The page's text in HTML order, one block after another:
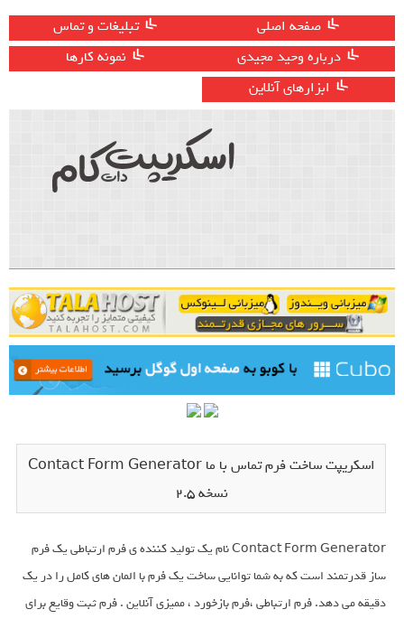
صفحه اصلی
تبلیغات و تماس
درباره وحید مجیدی
نمونه کارها
ابزارهای آنلاین
اسکریپت ساخت فرم تماس با ما Contact Form Generator
نسخه 2.5
Contact Form Generator نام یک تولید کننده ی فرم ارتباطی یک فرم
ساز قدرتمند است که به شما توانایی ساخت یک فرم با المان های کامل را در یک
دقیقه می دهد. فرم ارتباطی ،فرم بازخورد ، ممیزی آنلاین . فرم ثبت وقایع برای